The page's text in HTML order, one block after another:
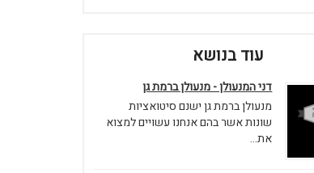
עוד בנושא
דני המנעולן - מנעולן ברמת גן
מנעולן ברמת גן ישנם סיטואציות
שונות אשר בהם אנחנו עשויים למצוא
את...